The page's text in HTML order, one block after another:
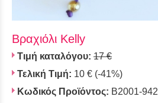
Βραχιόλι Kelly
Τιμή καταλόγου: 17 €
Τελική Τιμή: 10 € (-41%)
Κωδικός Προϊόντος: Β2001-942